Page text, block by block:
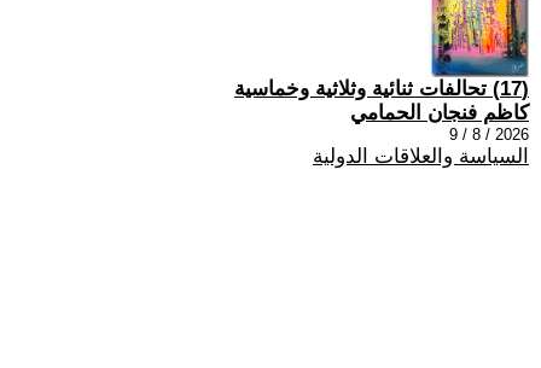
(17) تحالفات ثنائية وثلاثية وخماسية
كاظم فنجان الحمامي
2026 / 8 / 9
السياسة والعلاقات الدولية